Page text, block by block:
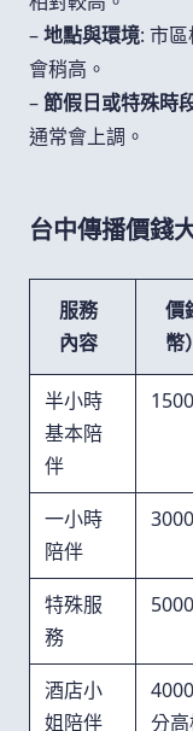
–地點與環境: 市
會稍高。
–節假日或特殊時
通常會上調。
台中傳播價錢
服務
內容
價
幣）
半小時
基本陪
伴
一小時
陪伴
特殊服
務
酒店小
姐陪伴
分高